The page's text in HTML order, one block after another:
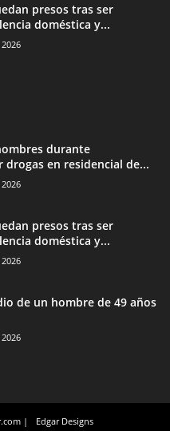
presos tras ser
doméstica y...
durante
en residencial de...
presos tras ser
doméstica y...
de un hombre de 49 años
| Edgar Designs